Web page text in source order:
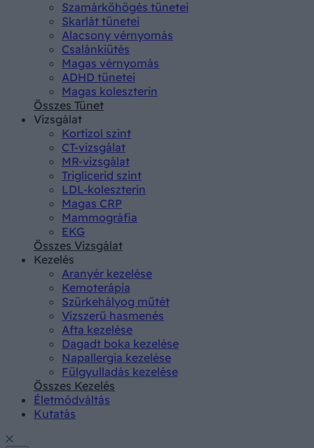
Szamárköhögés tünetei
Skarlát tünetei
Alacsony vérnyomás
Csalánkiütés
Magas vérnyomás
ADHD tünetei
Magas koleszterin
Összes Tünet
Vizsgálat
Kortizol szint
CT-vizsgálat
MR-vizsgálat
Triglicerid szint
LDL-koleszterin
Magas CRP
Mammográfia
EKG
Összes Vizsgálat
Kezelés
Aranyér kezelése
Kemoterápia
Szürkehályog műtét
Vízszerű hasmenés
Afta kezelése
Dagadt boka kezelése
Napallergia kezelése
Fülgyulladás kezelése
Összes Kezelés
Életmódváltás
Kutatás